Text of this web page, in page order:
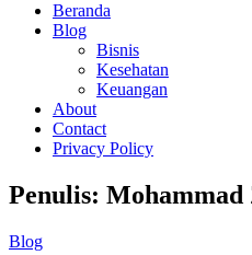
Beranda
Blog
Bisnis
Kesehatan
Keuangan
About
Contact
Privacy Policy
Penulis: Mohammad
Blog